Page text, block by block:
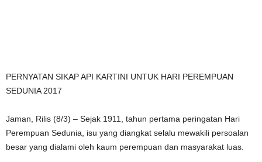
PERNYATAN SIKAP API KARTINI UNTUK HARI PEREMPUAN
SEDUNIA 2017
Jaman, Rilis (8/3) – Sejak 1911, tahun pertama peringatan Hari
Perempuan Sedunia, isu yang diangkat selalu mewakili persoalan
besar yang dialami oleh kaum perempuan dan masyarakat luas.